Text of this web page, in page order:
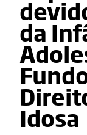
da
Idosa